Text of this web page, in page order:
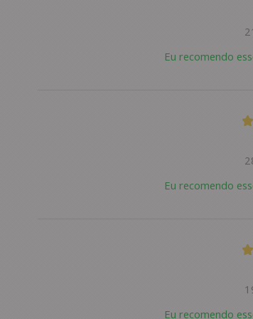
Eu recomendo
Eu recomendo
Eu recomendo